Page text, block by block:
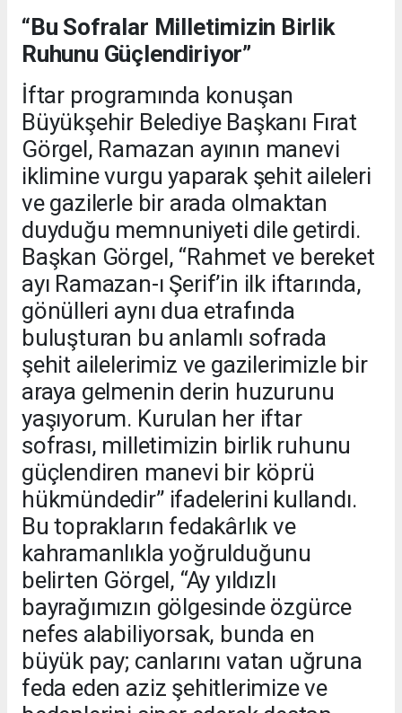
“Bu Sofralar Milletimizin Birlik
Ruhunu Güçlendiriyor”
İftar programında konuşan
Büyükşehir Belediye Başkanı Fırat
Görgel, Ramazan ayının manevi
iklimine vurgu yaparak şehit aileleri
ve gazilerle bir arada olmaktan
duyduğu memnuniyeti dile getirdi.
Başkan Görgel, “Rahmet ve bereket
ayı Ramazan-ı Şerif’in ilk iftarında,
gönülleri aynı dua etrafında
buluşturan bu anlamlı sofrada
şehit ailelerimiz ve gazilerimizle bir
araya gelmenin derin huzurunu
yaşıyorum. Kurulan her iftar
sofrası, milletimizin birlik ruhunu
güçlendiren manevi bir köprü
hükmündedir” ifadelerini kullandı.
Bu toprakların fedakârlık ve
kahramanlıkla yoğrulduğunu
belirten Görgel, “Ay yıldızlı
bayrağımızın gölgesinde özgürce
nefes alabiliyorsak, bunda en
büyük pay; canlarını vatan uğruna
feda eden aziz şehitlerimize ve